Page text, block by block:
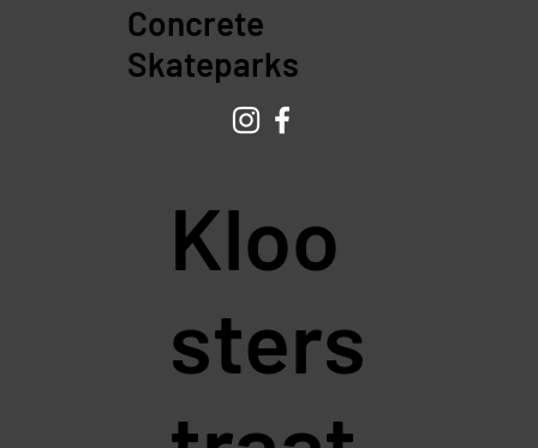
Kloo
sters
Concrete
Skateparks